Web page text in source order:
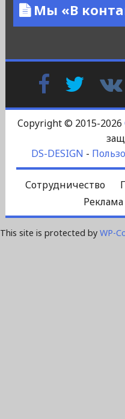
Мы «В
FacebookTwitter
Copyright © 2015-2026
DS-DESIGN -
Сотрудничество
Реклама
This site is protected by WP-